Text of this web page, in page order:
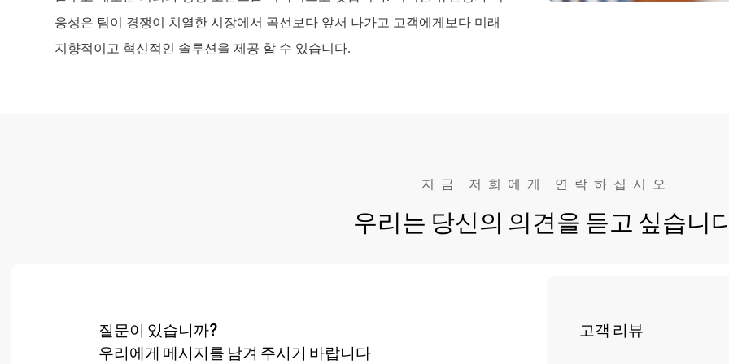
응성은 팀이 경쟁이 치열한 시장에서 곡선보다 앞서 나가고 고객에게보다 미래
지향적이고 혁신적인 솔루션을 제공 할 수 있습니다.
지금 저희에게 연락하십시오
우리는 당신의 의견을 듣고 싶습니
질문이 있습니까?
우리에게 메시지를 남겨 주시기 바랍니다
고객 리뷰